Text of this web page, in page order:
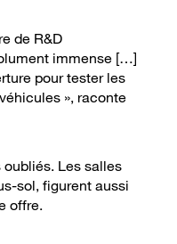
de R&D
immense […]
pour tester les
», raconte
Les salles
sol, figurent aussi
offre.